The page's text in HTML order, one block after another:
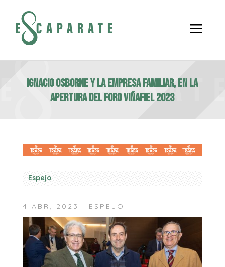
a
IGNACIO OSBORNE Y LA EMPRESA FAMILIAR, EN LA
APERTURA DEL FORO VIÑAFIEL 2023
Espejo
4 ABR, 2023 | ESPEJO